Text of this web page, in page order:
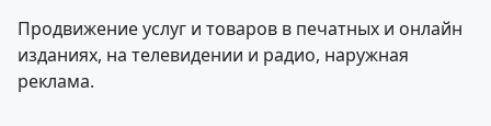
Продвижение услуг и товаров в печатных и онлайн
изданиях, на телевидении и радио, наружная
реклама.